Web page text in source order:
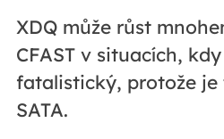
XDQ může růst
CFAST v situacích, kdy
fatalistický, protože je
SATA.